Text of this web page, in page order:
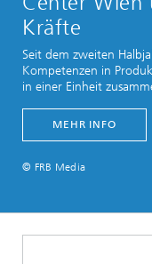
Kräfte
Seit dem zweiten
Kompetenzen in
in einer Einheit
MEHR INFO
© FRB Media